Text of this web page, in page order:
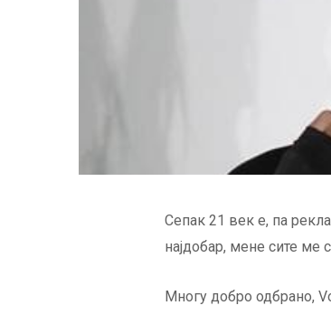
Сепак 21 век е, па
најдобар, мене сите ме
Многу добро одбрано,